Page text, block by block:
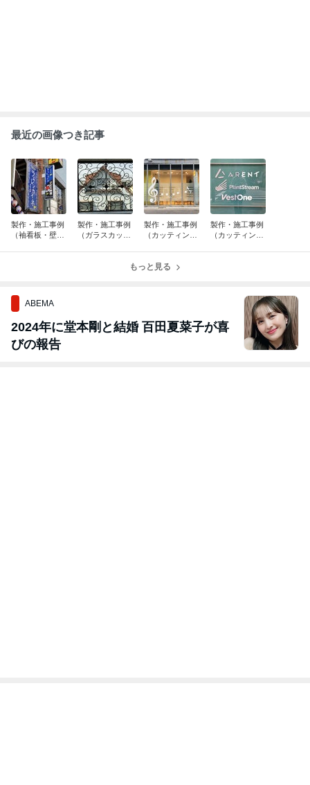
最近の画像つき記事
製作・施工事例
（袖看板・壁面
製作・施工事例
（ガラスカッテ
製作・施工事例
（カッティング
ム）屋外ウィン
製作・施工事例
（カッティング
もっと見る
ABEMA
2024年に堂本剛と結婚 百田夏菜子が喜
びの報告